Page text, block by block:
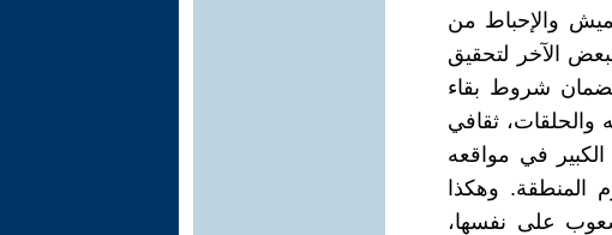
والإحباط من
الآخر لتحقيق
شروط بقاء
والحلقات، ثقافي
في مواقعه
المنطقة. وهكذا
على نفسها،